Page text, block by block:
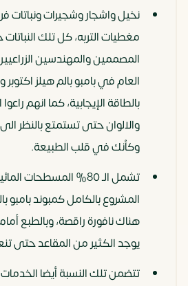
نخيل واشجار وشجيرات ونباتات
مغطيات التربه، كل تلك
المصممين والمهندسين
العام في بامبو بالم هيلز
بالطاقة الإيجابية، كما انهم
والالوان حتى تستمتع بالنظر
وكأنك في قلب الطبيعة.
تشمل الـ 80% المسطحات
هناك نافورة راقصة، وبالطبع
يوجد الكثير من المقاعد حتى
تتضمن تلك النسبة أيضا